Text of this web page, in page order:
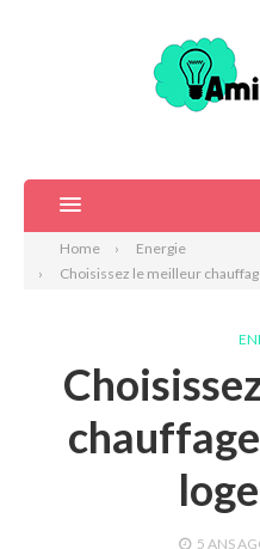
Home
Energie
Choisissez le meilleur
5 ANS